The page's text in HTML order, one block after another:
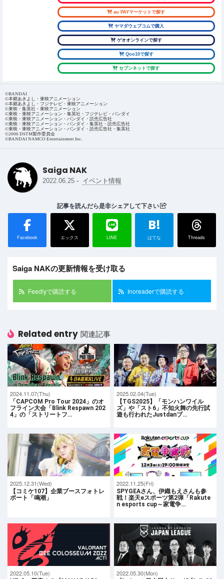
au PAYマーケットで探す
ヤマダウェブコムで購入
ゲオオンラインで探す
Qoo10で探す
セブンネットで探す
©BANDAI
©本郷あきよし・東映アニメーション
©本郷あきよし・フジテレビ・東映アニメーション
©東映・集英社・東映アニメーション
©東映・東映アニメーション・集英社・フジテレビ・バンダイ
©東映・東映アニメーション・バンダイ・読売広告社
©東映・東映アニメーション・バンダイ・集英社・読売広告社
©東映・東映アニメーション・バンダイ・読売広告社・集英社
©2006 DSTM製作委員会
©BANDAI NAMCO Entertainment Inc.
Saiga NAK
2022.06.25 - イベント情報
記事を読んだら是非シェアして下さい
Facebook エックス LINE
B!
はてな Threads
Saiga NAKの更新情報を受け取る
Feedlyで購読する Inoreaderで購読する
Related entry 関連記事
2024.11.07(Thu)
「CAPCOM Pro Tour 2024」のオ
フライン大会「Blink Respawn 202
4」の「ストリートフ…
2025.02.04(Tue)
【TGS2025】「モンハンワイル
ズ」や「スト6」不知火舞の先行試
遊も行われたJustdanブ…
2025.12.31(Wed)
【コミケ107】企業ブースフォトレ
ポート「鳴潮」
2022.11.25(Fri)
SPYGEAさん、伊織もえさんも参
戦！楽天eスポーツ第2弾「Rakute
n esports cup～家電争…
2022.05.10(Tue) 2022.05.30(Mon)